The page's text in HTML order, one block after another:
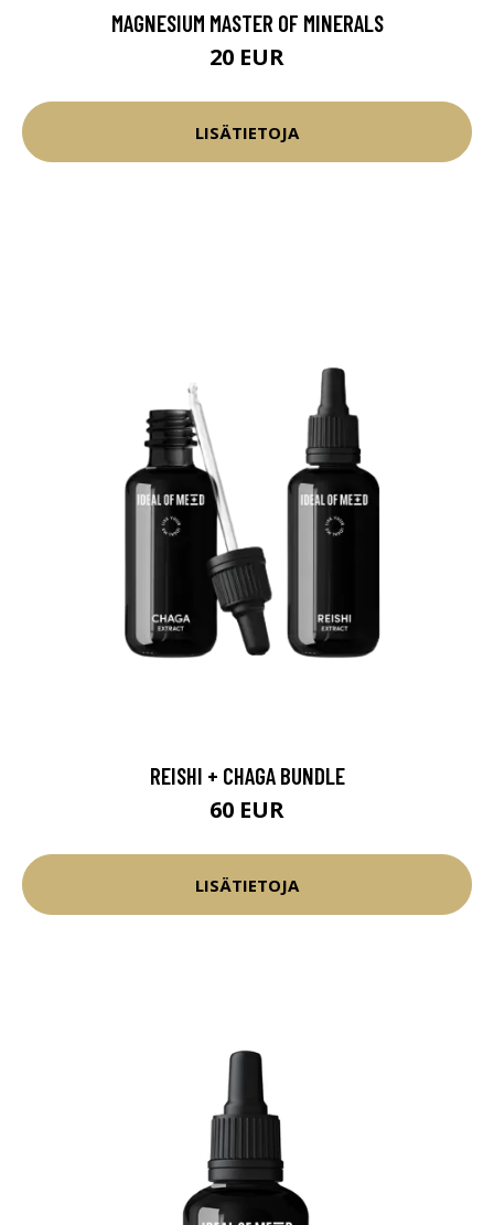
MAGNESIUM MASTER OF MINERALS
20 EUR
LISÄTIETOJA
REISHI + CHAGA BUNDLE
60 EUR
LISÄTIETOJA